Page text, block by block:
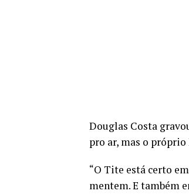
Douglas Costa
pro ar, mas o
“O Tite está certo
mentem. E também